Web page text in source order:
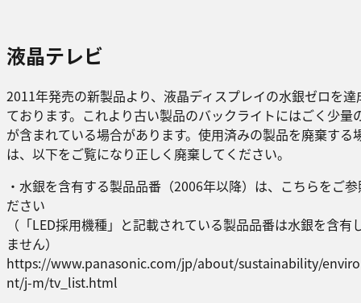
液晶テレビ
2011年発売の新製品より、液晶ディスプレイの水銀ゼロを達
ております。これより古い製品のバックライトにはごく少量
が含まれている場合があります。使用済みの製品を廃棄する
は、以下をご覧になり正しく廃棄してください。
・水銀を含有する製品品番（2006年以降）は、こちらをご
ださい
（「LED採用機種」と記載されている製品品番は水銀を含有
ません）
https://www.panasonic.com/jp/about/sustainability/
nt/j-m/tv_list.html